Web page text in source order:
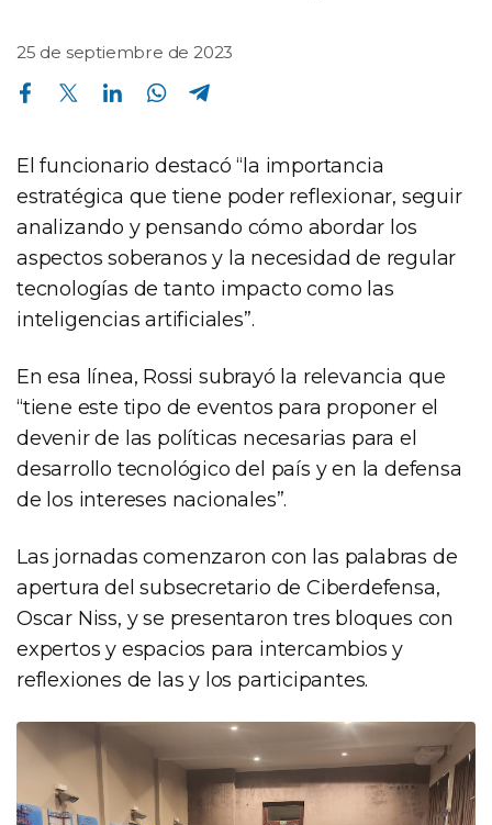
25 de septiembre de 2023
Compartir en Facebook Compartir en Twitter Compartir en Linkedin Compartir en Whatsapp
El funcionario destacó “la importancia
estratégica que tiene poder reflexionar, seguir
analizando y pensando cómo abordar los
aspectos soberanos y la necesidad de regular
tecnologías de tanto impacto como las
inteligencias artificiales”.
En esa línea, Rossi subrayó la relevancia que
“tiene este tipo de eventos para proponer el
devenir de las políticas necesarias para el
desarrollo tecnológico del país y en la defensa
de los intereses nacionales”.
Las jornadas comenzaron con las palabras de
apertura del subsecretario de Ciberdefensa,
Oscar Niss, y se presentaron tres bloques con
expertos y espacios para intercambios y
reflexiones de las y los participantes.